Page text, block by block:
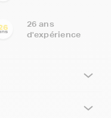
26 ans
d'expérience